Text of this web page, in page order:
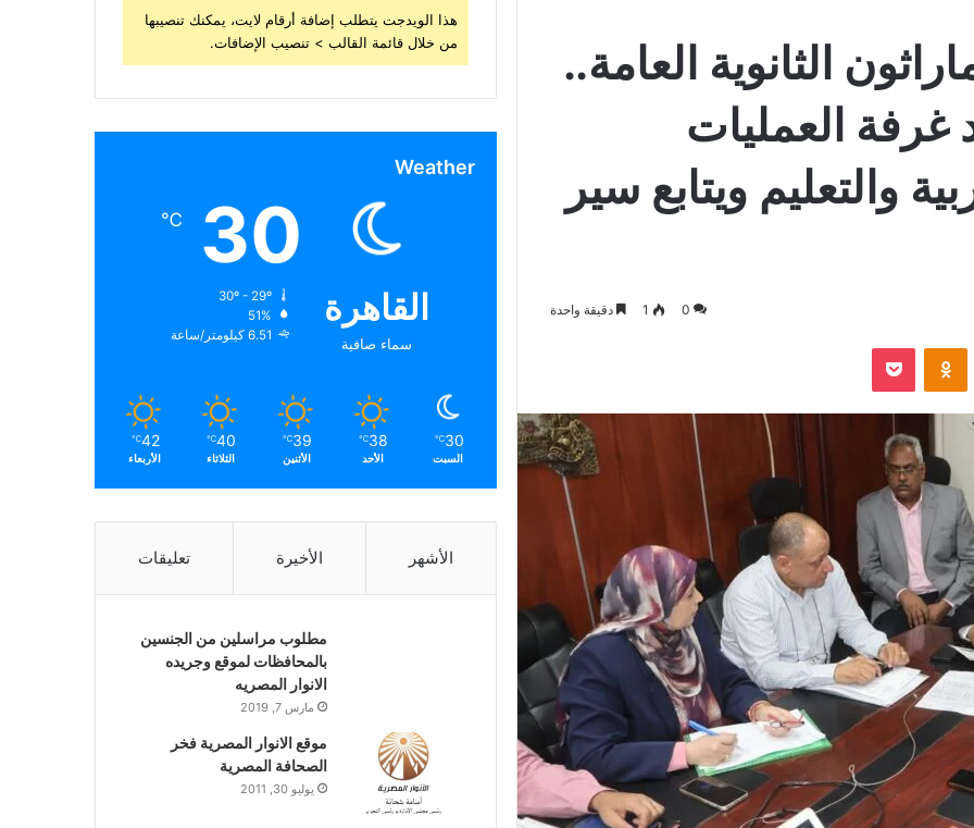
الثانوية العامة..
العمليات
والتعليم ويتابع سير
0
1 دقيقة واحدة
Odnoklassniki
بوكيت
هذا الويدجت يتطلب إضافة أرقام لايت، يمكنك تنصيبها
من خلال قائمة القالب > تنصيب الإضافات.
Weather
القاهرة
سماء صافية
30
℃
51%
6.51 كيلومتر/ساعة
30
℃
السبت
38
℃
الأحد
39
℃
الأثنين
40
℃
الثلاثاء
42
℃
الأربعاء
الأشهر الأخيرة تعليقات
مطلوب مراسلين من الجنسين
بالمحافظات لموقع وجريده
الانوار المصريه
مارس 7, 2019
موقع الانوار المصرية فخر
الصحافة المصرية
يوليو 30, 2011